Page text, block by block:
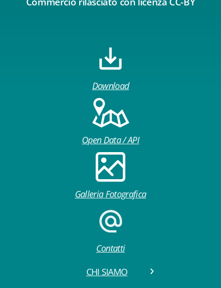
Download
Open Data / API
Galleria Fotografica
Contatti
CHI SIAMO